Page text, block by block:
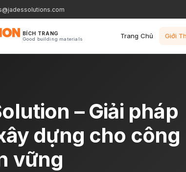
BÍCH TRANG
Good building materials Trang Chủ Giới
– Giải pháp
dựng cho công
vững